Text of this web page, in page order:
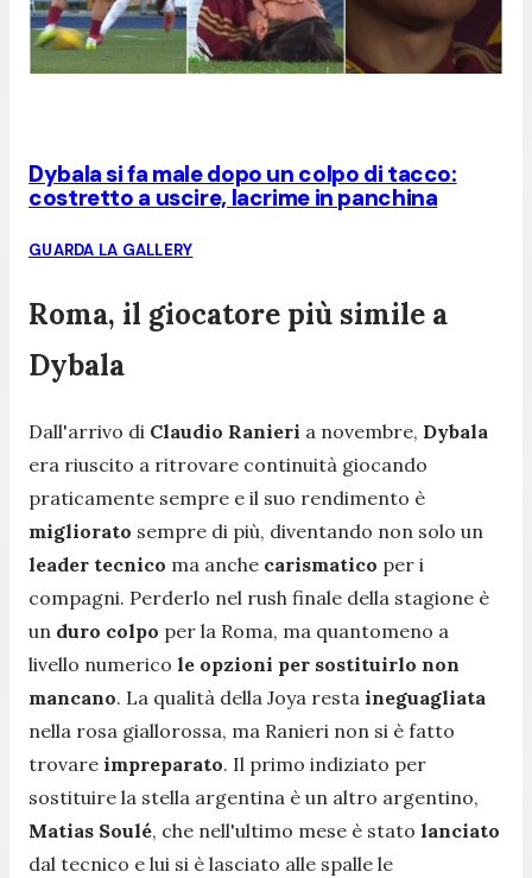
Dybala si fa male dopo un colpo di tacco:
costretto a uscire, lacrime in panchina
GUARDA LA GALLERY
Roma, il giocatore più simile a
Dybala
Dall'arrivo di Claudio Ranieri a novembre, Dybala
era riuscito a ritrovare continuità giocando
praticamente sempre e il suo rendimento è
migliorato sempre di più, diventando non solo un
leader tecnico ma anche carismatico per i
compagni. Perderlo nel rush finale della stagione è
un duro colpo per la Roma, ma quantomeno a
livello numerico le opzioni per sostituirlo non
mancano. La qualità della Joya resta ineguagliata
nella rosa giallorossa, ma Ranieri non si è fatto
trovare impreparato. Il primo indiziato per
sostituire la stella argentina è un altro argentino,
Matias Soulé, che nell'ultimo mese è stato lanciato
dal tecnico e lui si è lasciato alle spalle le